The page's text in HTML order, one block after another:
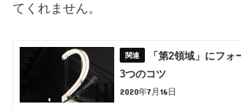
てくれません。
「第2領域」にフ
3つのコツ
2020年7月16日